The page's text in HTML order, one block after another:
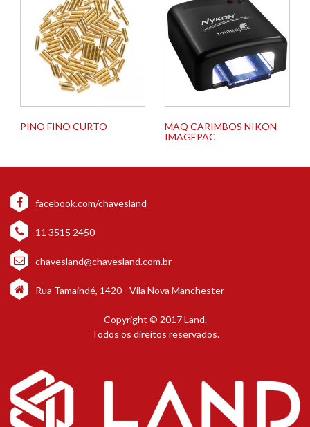
PINO FINO CURTO
MAQ CARIMBOS NIKON
IMAGEPAC
facebook.com/chavesland
11 3515 2450
chavesland@chavesland.com.br
Rua Tamaindé, 1420 - Vila Nova Manchester
Copyright © 2017 Land.
Todos os direitos reservados.